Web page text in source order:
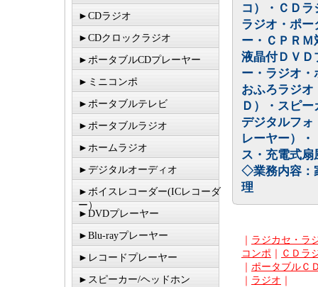
►CDラジオ
►CDクロックラジオ
►ポータブルCDプレーヤー
►ミニコンポ
►ポータブルテレビ
►ポータブルラジオ
►ホームラジオ
►デジタルオーディオ
►ボイスレコーダー(ICレコーダ
ー）
►DVDプレーヤー
►Blu-rayプレーヤー
►レコードプレーヤー
►スピーカー/ヘッドホン
コ）・ＣＤ
ラジオ・ポ
ー・ＣＰＲ
液晶付ＤＶＤ
ー・ラジオ
おふろラジ
Ｄ）・スピ
デジタルフ
レーヤー）
ス・充電式
◇業務内容
理
｜ ラジカセ・ラ
コンポ ｜ ＣＤラ
｜ ポータブルＣ
｜ ラジオ ｜